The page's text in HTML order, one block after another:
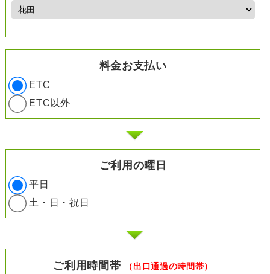
料金お支払い
ETC
ETC以外
ご利用の曜日
平日
土・日・祝日
ご利用時間帯 （出口通過の時間帯）